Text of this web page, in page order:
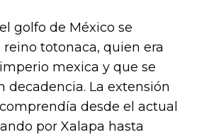
golfo de México se
totonaca, quien era
mexica y que se
decadencia. La extensión
desde el actual
por Xalapa hasta